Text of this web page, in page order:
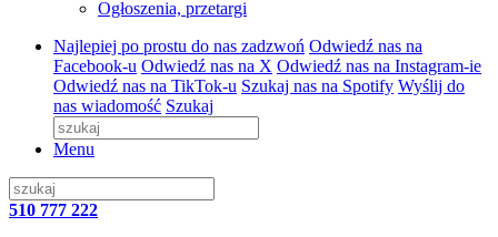
Ogłoszenia, przetargi
Najlepiej po prostu do nas zadzwoń Odwiedź nas na
Facebook-u Odwiedź nas na X Odwiedź nas na Instagram-ie
Odwiedź nas na TikTok-u Szukaj nas na Spotify Wyślij do
nas wiadomość Szukaj
Menu
510 777 222